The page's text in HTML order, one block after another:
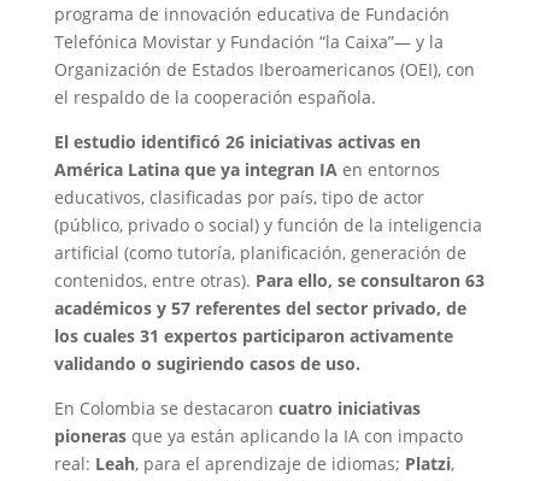
programa de innovación educativa de Fundación
Telefónica Movistar y Fundación “la Caixa”— y la
Organización de Estados Iberoamericanos (OEI), con
el respaldo de la cooperación española.
El estudio identificó 26 iniciativas activas en
América Latina que ya integran IAen entornos
educativos, clasificadas por país, tipo de actor
(público, privado o social) y función de la inteligencia
artificial (como tutoría, planificación, generación de
contenidos, entre otras). Para ello, se consultaron 63
académicos y 57 referentes del sector privado, de
los cuales 31 expertos participaron activamente
validando o sugiriendo casos de uso.
En Colombia se destacaron cuatro iniciativas
pionerasque ya están aplicando la IA con impacto
real: Leah, para el aprendizaje de idiomas; Platzi,